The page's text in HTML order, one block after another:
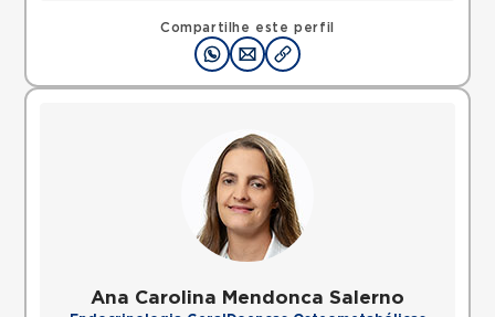
Compartilhe este perfil
Ana Carolina Mendonca Salerno